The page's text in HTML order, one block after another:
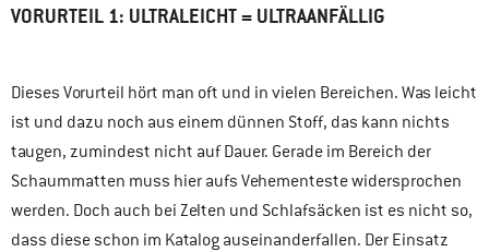
VORURTEIL 1: ULTRALEICHT = ULTRAANFÄLLIG
Dieses Vorurteil hört man oft und in vielen Bereichen. Was leicht
ist und dazu noch aus einem dünnen Stoff, das kann nichts
taugen, zumindest nicht auf Dauer. Gerade im Bereich der
Schaummatten muss hier aufs Vehementeste widersprochen
werden. Doch auch bei Zelten und Schlafsäcken ist es nicht so,
dass diese schon im Katalog auseinanderfallen. Der Einsatz